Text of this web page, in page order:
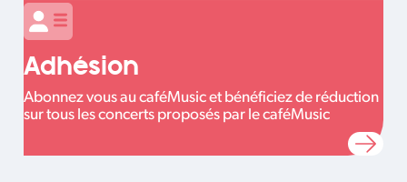
Adhésion
Abonnez vous au caféMusic et bénéficiez de réduction
sur tous les concerts proposés par le caféMusic